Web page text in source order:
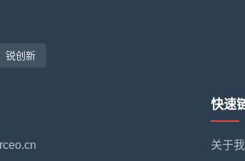
锐创新
快速
关于我